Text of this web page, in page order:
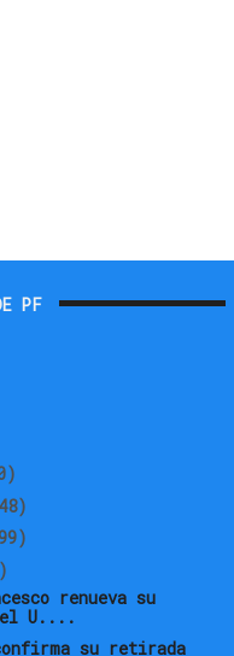
PF
renueva su
el U....
su retirada